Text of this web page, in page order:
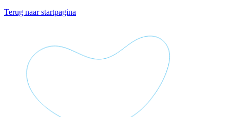
Terug naar startpagina